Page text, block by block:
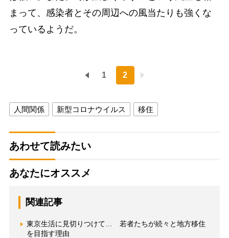
まって、感染者とその周辺への風当たりも強くな
っているようだ。
1 2
人間関係 新型コロナウイルス 移住
あわせて読みたい
あなたにオススメ
関連記事
東京生活に見切りつけて… 若者たちが続々と地方移住
を目指す理由